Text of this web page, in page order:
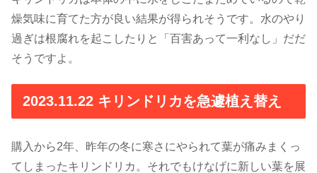
燥気味に育てた方が良い結果が得られそうです。水のやり
過ぎは根腐れを起こしたりと「百害あって一利なし」だだ
そうですよ。
2023.11.22 キリンドリカを急遽植え替え
購入から2年、昨年の冬に寒さにやられて葉が痛みまくっ
てしまったキリンドリカ。それでもけなげに新しい葉を展